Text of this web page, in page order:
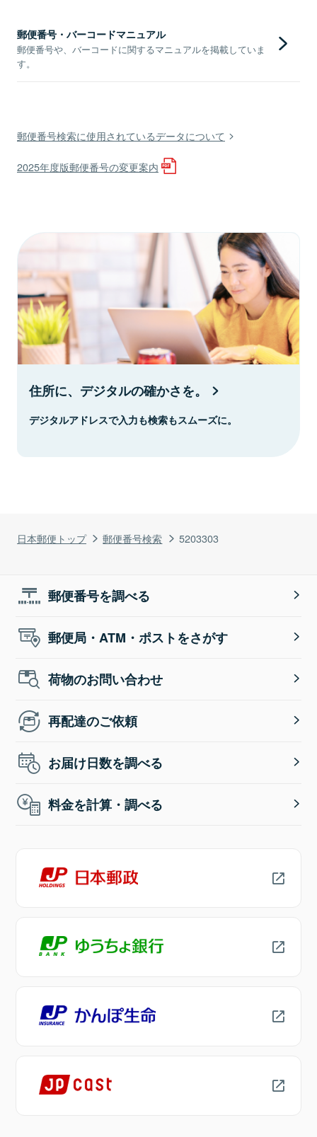
日本郵便トップ 郵便番号検索 5203303
郵便番号・バーコードマニュアル
郵便番号や、バーコードに関するマニュアルを掲載していま
す。
郵便番号検索に使用されているデータについて
2025年度版郵便番号の変更案内
住所に、デジタルの確かさを。
デジタルアドレスで入力も検索もスムーズに。
郵便番号を調べる
郵便局・ATM・ポストをさがす
荷物のお問い合わせ
再配達のご依頼
お届け日数を調べる
料金を計算・調べる